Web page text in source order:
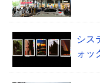
シス
ォッ